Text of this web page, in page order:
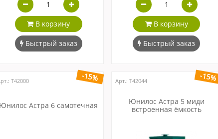
В корзину
Быстрый заказ
В корзину
Быстрый заказ
-15%
Т42000
Астра 6 самотечная
-15%
Арт.: Т42044
Юнилос Астра 5 миди
встроенная ёмкость